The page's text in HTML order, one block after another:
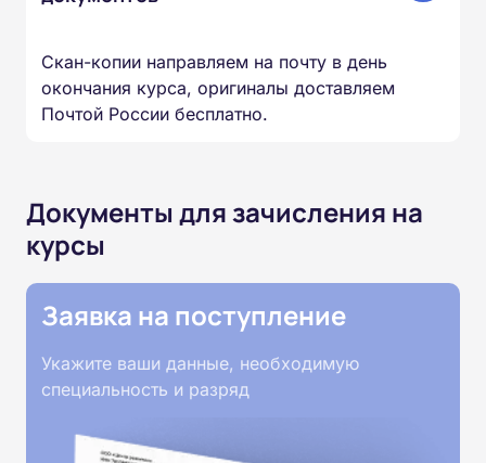
Скан-копии направляем на почту в день
окончания курса, оригиналы доставляем
Почтой России бесплатно.
Документы для зачисления на
курсы
Заявка на поступление
Укажите ваши данные, необходимую
специальность и разряд